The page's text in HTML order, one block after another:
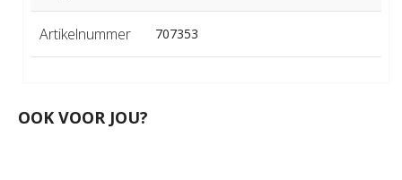
Artikelnummer 707353
OOK VOOR JOU?